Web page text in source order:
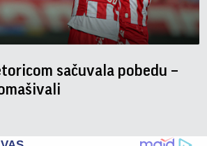
sačuvala pobedu –